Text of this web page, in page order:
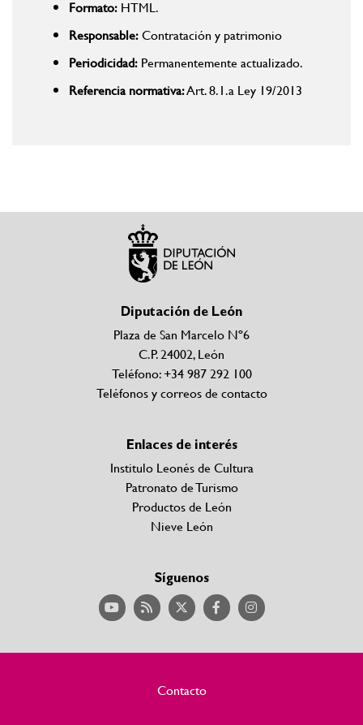
Formato: HTML.
Responsable:Contratación y patrimonio
Periodicidad: Permanentemente actualizado.
Referencia normativa:Art. 8.1.a Ley 19/2013
Diputación de León
Plaza de San Marcelo Nº6
C.P. 24002, León
Teléfono: +34 987 292 100
Teléfonos y correos de contacto
Enlaces de interés
Institulo Leonés de Cultura
Patronato de Turismo
Productos de León
Nieve León
Síguenos
Contacto